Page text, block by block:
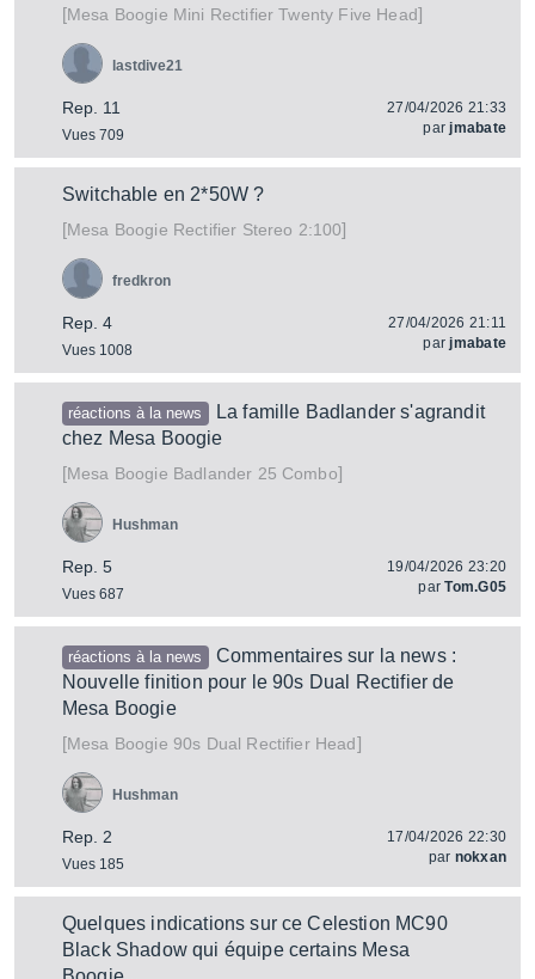
[Mesa Boogie Mini Rectifier Twenty Five Head]
Rep. 11
Vues 709
lastdive21
27/04/2026 21:33
parjmabate
Switchable en 2*50W ?
[Mesa Boogie Rectifier Stereo 2:100]
Rep. 4
Vues 1008
fredkron
27/04/2026 21:11
parjmabate
réactions à la news
La famille Badlander s'agrandit
chez Mesa Boogie
[Mesa Boogie Badlander 25 Combo]
Rep. 5
Vues 687
Hushman
19/04/2026 23:20
parTom.G05
réactions à la news
Commentaires sur la news :
Nouvelle finition pour le 90s Dual Rectifier de
Mesa Boogie
[Mesa Boogie 90s Dual Rectifier Head]
Rep. 2
Vues 185
Hushman
17/04/2026 22:30
par nokxan
Quelques indications sur ce Celestion MC90
Black Shadow qui équipe certains Mesa